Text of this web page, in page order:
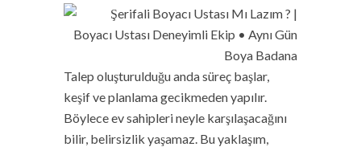
Talep oluşturulduğu anda süreç başlar,
keşif ve planlama gecikmeden yapılır.
Böylece ev sahipleri neyle karşılaşacağını
bilir, belirsizlik yaşamaz. Bu yaklaşım,